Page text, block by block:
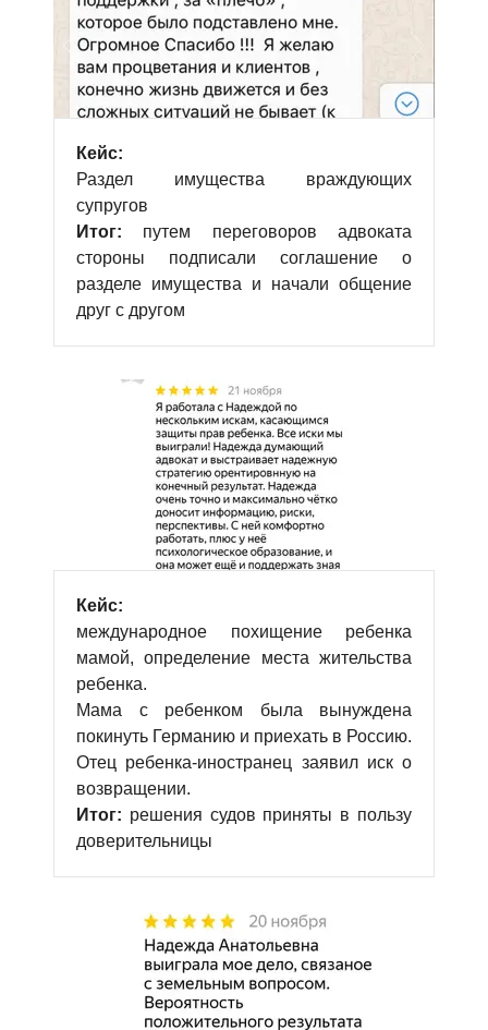
Кейс:
Раздел имущества враждующих
супругов
Итог: путем переговоров адвоката
стороны подписали соглашение о
разделе имущества и начали общение
друг с другом
Кейс:
международное похищение ребенка
мамой, определение места жительства
ребенка.
Мама с ребенком была вынуждена
покинуть Германию и приехать в Россию.
Отец ребенка-иностранец заявил иск о
возвращении.
Итог: решения судов приняты в пользу
доверительницы